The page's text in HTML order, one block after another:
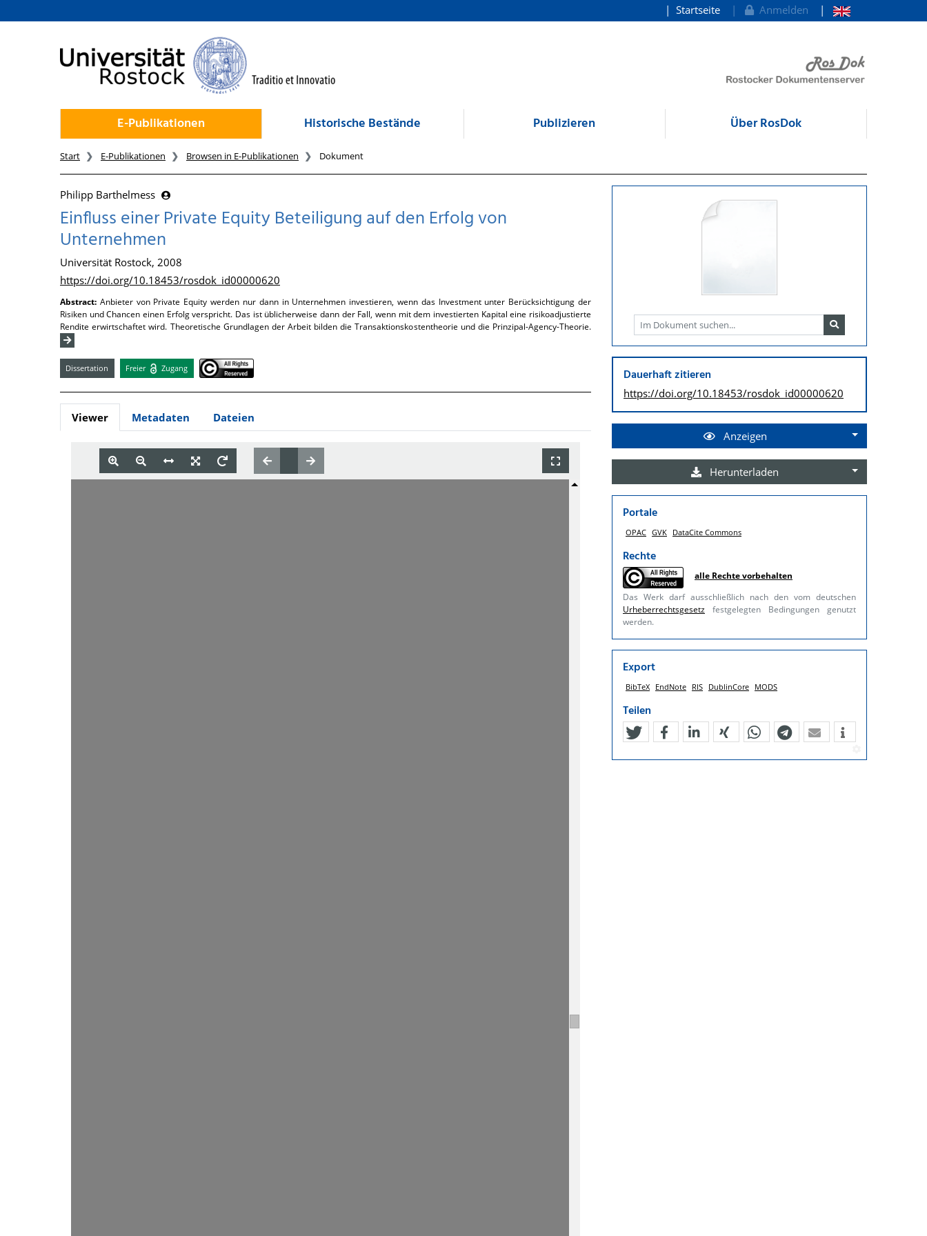
zum Inhalt
Startseite Anmelden
E-Publikationen Historische Bestände Publizieren Über RosDok
Start E-Publikationen Browsen in E-Publikationen Dokument
Philipp Barthelmess
Einfluss einer Private Equity Beteiligung auf den Erfolg von
Unternehmen
Universität Rostock, 2008
https://doi.org/10.18453/rosdok_id00000620
Abstract: Anbieter von Private Equity werden nur dann in Unternehmen investieren, wenn das Investment unter Berücksichtigung der
Risiken und Chancen einen Erfolg verspricht. Das ist üblicherweise dann der Fall, wenn mit dem investierten Kapital eine risikoadjustierte
Rendite erwirtschaftet wird. Theoretische Grundlagen der Arbeit bilden die Transaktionskostentheorie und die Prinzipal-Agency-Theorie.
Dissertation Freier Zugang
Viewer Metadaten Dateien
Dauerhaft zitieren
https://doi.org/10.18453/rosdok_id00000620
Anzeigen
Herunterladen
Portale
OPAC GVK DataCite Commons
Rechte
alle Rechte vorbehalten
Das Werk darf ausschließlich nach den vom deutschen
Urheberrechtsgesetz festgelegten Bedingungen genutzt
werden.
Export
BibTeX EndNote RIS DublinCore MODS
Teilen